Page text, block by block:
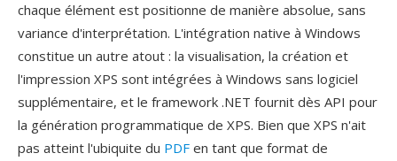
chaque élément est positionne de manière absolue, sans
variance d'interprétation. L'intégration native à Windows
constitue un autre atout : la visualisation, la création et
l'impression XPS sont intégrées à Windows sans logiciel
supplémentaire, et le framework .NET fournit dès API pour
la génération programmatique de XPS. Bien que XPS n'ait
pas atteint l'ubiquite du PDF en tant que format de